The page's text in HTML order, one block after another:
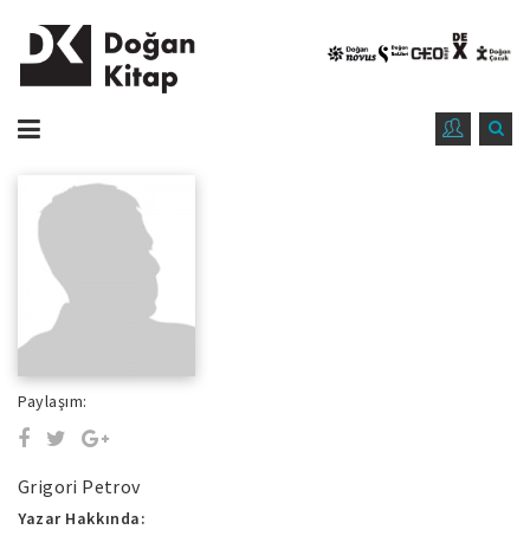
Paylaşım:
Grigori Petrov
Yazar Hakkında: